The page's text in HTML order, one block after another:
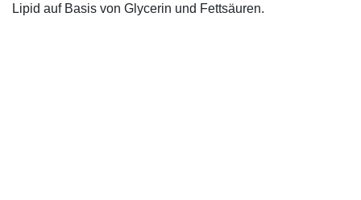
Lipid auf Basis von Glycerin und Fettsäuren.